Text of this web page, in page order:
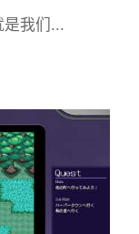
是我们...